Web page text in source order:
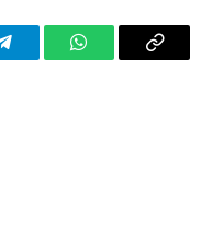
TelegramWhatsAppCopy